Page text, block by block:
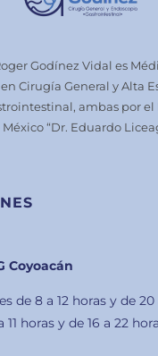
Coyoacán
de 8 a 12 horas y de 20
horas y de 16 a 22
Godínez Vidal es
Cirugía General y Alta
ambas por el
“Dr. Eduardo